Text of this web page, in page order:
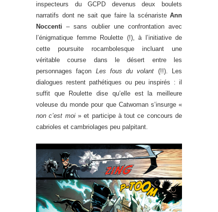
inspecteurs du GCPD devenus deux boulets
narratifs dont ne sait que faire la scénariste Ann
Noccenti – sans oublier une confrontation avec
l’énigmatique femme Roulette (!), à l’initiative de
cette poursuite rocambolesque incluant une
véritable course dans le désert entre les
personnages façon Les fous du volant (!!). Les
dialogues restent pathétiques ou peu inspirés : il
suffit que Roulette dise qu’elle est la meilleure
voleuse du monde pour que Catwoman s’insurge «
non c’est moi» et participe à tout ce concours de
cabrioles et cambriolages peu palpitant.